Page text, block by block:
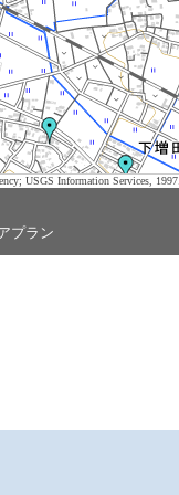
USGS Information Services, 1997.
プラン